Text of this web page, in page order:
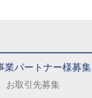
業パートナー様募集
お取引先募集